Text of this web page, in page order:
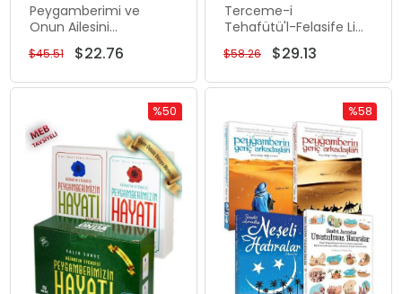
Peygamberimi ve
Onun Ailesini
Tanıyorum - Meraklı
Kutu Seti - 4 Kitap
$22.76
$45.51
Terceme-i
Tehafütü'l-Felasife Li
İmami'l-Gazzali Seti -
2 Kitap Takım
$29.13
$58.26
%50
%50İndirim
%58
İndirim